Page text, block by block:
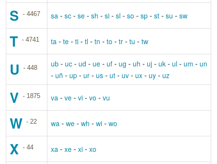
S - 4467 sa - sc - se - sh - si - sl - so - sp - st - su - sw
T - 4741 ta - te - ti - tl - tn - to - tr - tu - tw
U - 448 ub - uc - ud - ue - uf - ug - uh - uj - uk - ul - um - un
- uñ - up - ur - us - ut - uv - ux - uy - uz
V - 1875 va - ve - vi - vo - vu
W - 22 wa - we - wh - wi - wo
X - 44 xa - xe - xi - xo